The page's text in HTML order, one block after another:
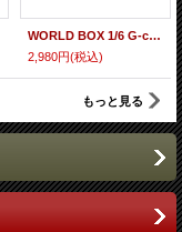
WORLD BOX 1/6 G-cup 巨乳 差替え バスト パーツ for 女性素体 AT201 AT202 AT203 ボディ対応 2種 *予約
2,980円(税込)
もっと見る